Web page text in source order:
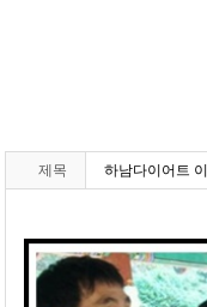
제목 하남다이어트